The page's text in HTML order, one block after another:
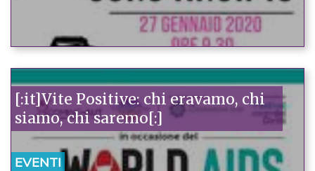
[:it]Vite Positive: chi eravamo, chi
siamo, chi saremo[:]
EVENTI